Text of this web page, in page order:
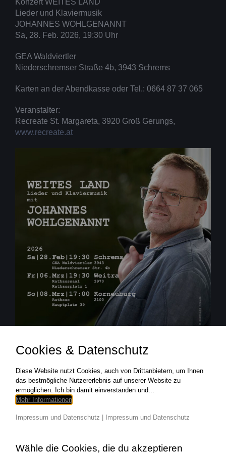
Lieder und Klaviermusik
JOHANNES WOHLGENANNT
Sa, 28. Feb. 2026, 19:30 Uhr
GEA Waldviertler
Niederschremser Straße 4b, 3943 Schrems
Karten an der Abendkasse oder Tel.: 0664 87 37 065
Veranstalter:
Recreate St. Margareta, 3920 Groß Gerungs,
www.recreate.at
Cookies & Datenschutz
Diese Website nutzt Cookies, auch von Drittanbietern, um Ihnen
das bestmögliche Nutzererlebnis auf unserer Website zu
ermöglichen. Ich bin damit einverstanden und...
Mehr Informationen
Impressum und Datenschutz Impressum und Datenschutz
Wähle die Cookies, die du akzeptieren